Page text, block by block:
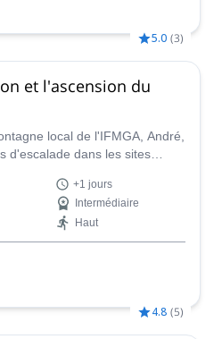
5.0 (3)
et l'ascension du
local de l'IFMGA, André,
d'escalade dans les sites
+1 jours
Intermédiaire
Haut
4.8 (5)